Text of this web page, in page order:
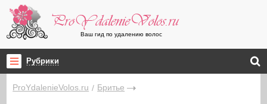
Ваш гид по удалению волос
Рубрики
ProYdalenieVolos.ru / Бритье